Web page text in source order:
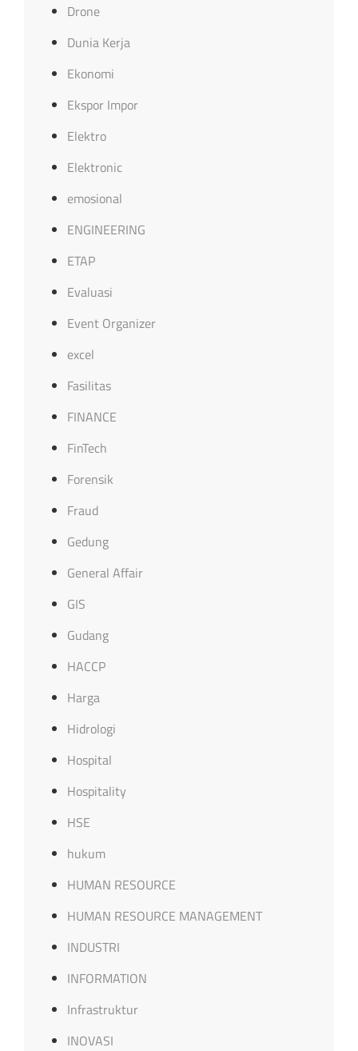
Drone
Dunia Kerja
Ekonomi
Ekspor Impor
Elektro
Elektronic
emosional
ENGINEERING
ETAP
Evaluasi
Event Organizer
excel
Fasilitas
FINANCE
FinTech
Forensik
Fraud
Gedung
General Affair
GIS
Gudang
HACCP
Harga
Hidrologi
Hospital
Hospitality
HSE
hukum
HUMAN RESOURCE
HUMAN RESOURCE MANAGEMENT
INDUSTRI
INFORMATION
Infrastruktur
INOVASI